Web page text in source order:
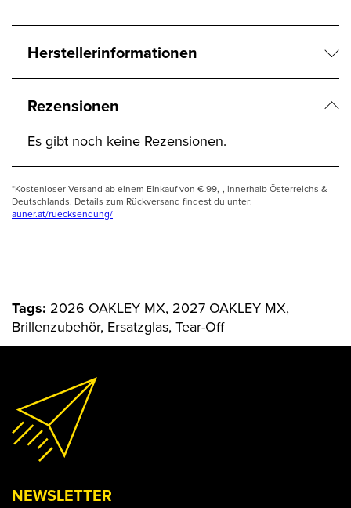
Herstellerinformationen
Rezensionen
Es gibt noch keine Rezensionen.
*Kostenloser Versand ab einem Einkauf von € 99,-, innerhalb Österreichs &
Deutschlands. Details zum Rückversand findest du unter:
auner.at/ruecksendung/
Tags: 2026 OAKLEY MX, 2027 OAKLEY MX,
Brillenzubehör, Ersatzglas, Tear-Off
NEWSLETTER